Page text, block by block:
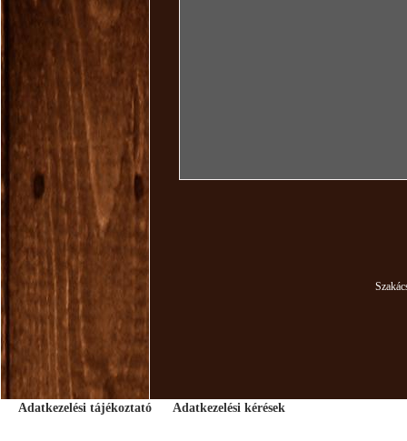
Adatkezelési tájékoztató Adatkezelési kérések